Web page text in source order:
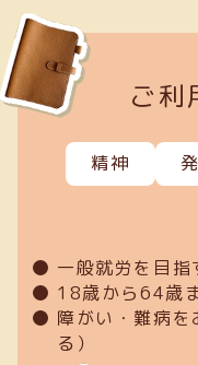
ご利
精神
一般就労を目指
18歳から64歳
障がい・難病
る）